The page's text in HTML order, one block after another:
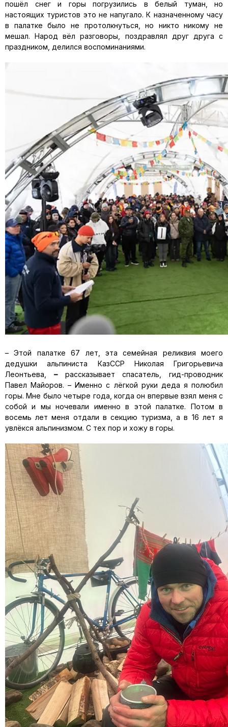
пошёл снег и горы погрузились в белый туман, но
настоящих туристов это не напугало. К назначенному часу
в палатке было не протолкнуться, но никто никому не
мешал. Народ вёл разговоры, поздравлял друг друга с
праздником, делился воспоминаниями.
– Этой палатке 67 лет, эта семейная реликвия моего
дедушки альпиниста КазССР Николая Григорьевича
Леонтьева, –рассказывает спасатель, гид-проводник
Павел Майоров. – Именно с лёгкой руки деда я полюбил
горы. Мне было четыре года, когда он впервые взял меня с
собой и мы ночевали именно в этой палатке. Потом в
восемь лет меня отдали в секцию туризма, а в 16 лет я
увлёкся альпинизмом. С тех пор и хожу в горы.